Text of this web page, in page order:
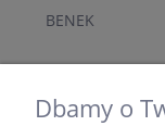
BENEK
Dbamy o